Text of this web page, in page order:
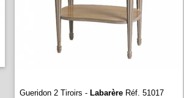
Gueridon 2 Tiroirs - Labarère Réf. 51017